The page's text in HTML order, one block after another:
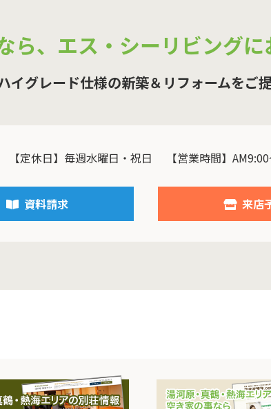
、 エス・シーリビングに
グレード仕様の新築＆リフォームをご提
【定休日】毎週水曜日・祝日 【営業時間】
資料請求 来店